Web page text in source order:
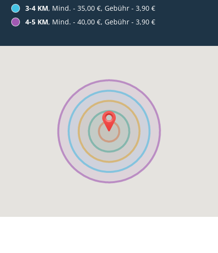
3-4 KM, Mind. - 35,00 €, Gebühr - 3,90 €
4-5 KM, Mind. - 40,00 €, Gebühr - 3,90 €